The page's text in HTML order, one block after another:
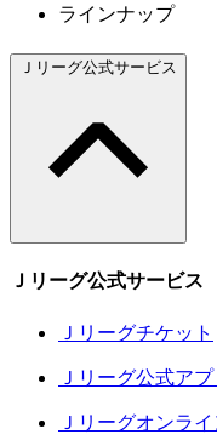
ラインナップ
Ｊリーグ公式サービス
Ｊリーグ公式サービス
Ｊリーグチケット
Ｊリーグ公式アプ
Ｊリーグオンラ